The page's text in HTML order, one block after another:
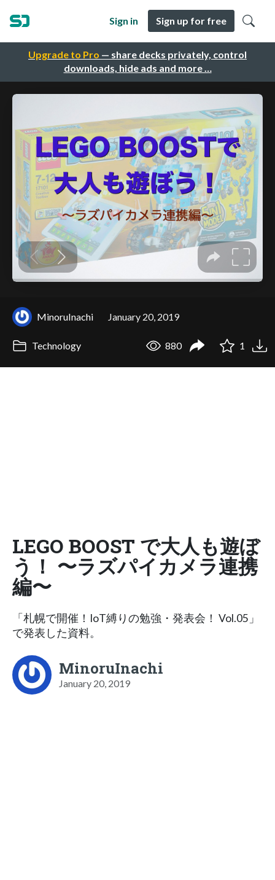
Upgrade to Pro — share decks privately, control
downloads, hide ads and more …
Sign in Sign up for free
MinoruInachi January 20, 2019
Technology 880 1
LEGO BOOST で大人も遊ぼ
う！ 〜ラズパイカメラ連携
編〜
「札幌で開催！IoT縛りの勉強・発表会！ Vol.05」
で発表した資料。
MinoruInachi
January 20, 2019